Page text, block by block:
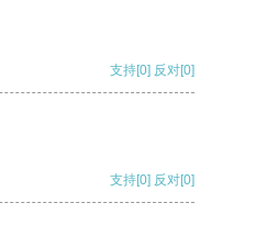
支持[0] 反对[0]
支持[0] 反对[0]